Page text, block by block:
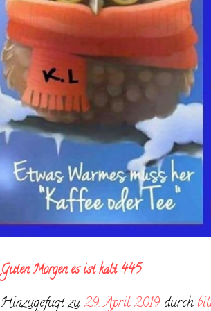
Guten Morgen es ist kalt 445
Hinzugefügt zu29. April 2019 durch